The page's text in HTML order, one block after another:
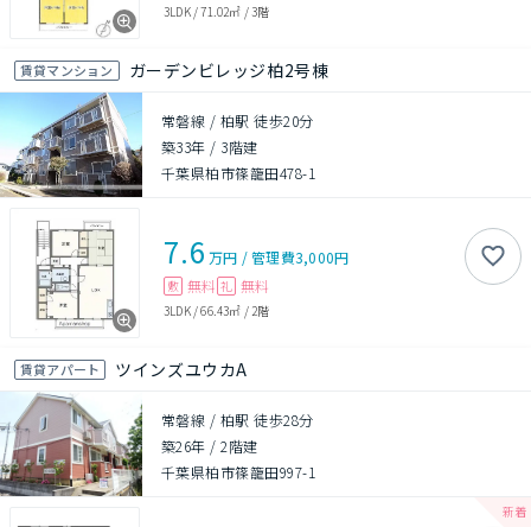
3LDK/71.02㎡ /3階
賃貸マンション ガーデンビレッジ柏2号棟
常磐線 / 柏駅 徒歩20分
築33年 / 3階建
千葉県柏市篠籠田478-1
7.6 万円 /管理費3,000円
敷 無料 礼 無料
3LDK/66.43㎡ / 2階
賃貸アパート ツインズユウカA
常磐線 / 柏駅 徒歩28分
築26年 /2階建
千葉県柏市篠籠田997-1